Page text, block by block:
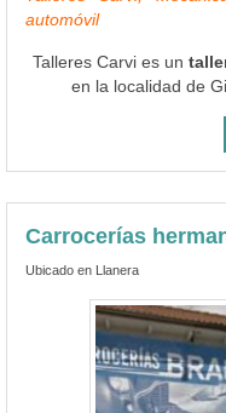
automóvil
Talleres Carvi es un
en la localidad de
Carrocerías
Ubicado en Llanera